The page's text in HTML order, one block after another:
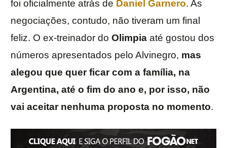
foi oficialmente atrás de Daniel Garnero. As
negociações, contudo, não tiveram um final
feliz. O ex-treinador do Olimpia até gostou dos
números apresentados pelo Alvinegro, mas
alegou que quer ficar com a família, na
Argentina, até o fim do ano e, por isso, não
vai aceitar nenhuma proposta no momento.